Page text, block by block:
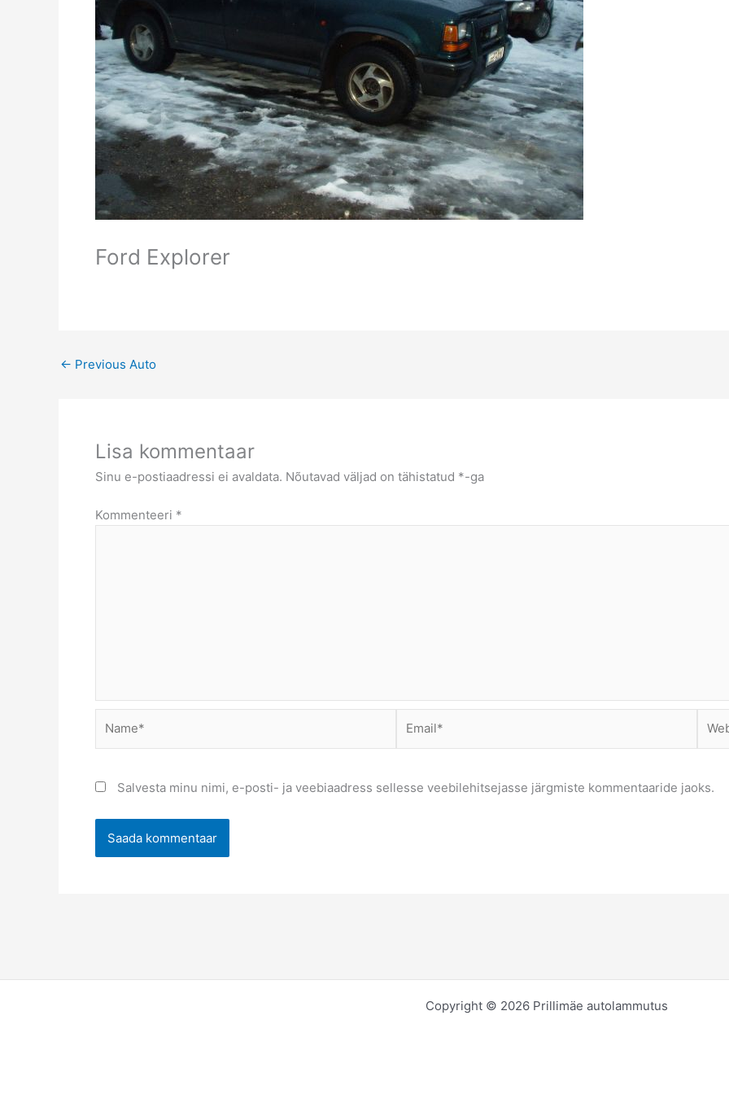
Ford Explorer
← Previous Auto
Lisa kommentaar
Sinu e-postiaadressi ei avaldata. Nõutavad väljad on tähistatud *-ga
Kommenteeri *
Salvesta minu nimi, e-posti- ja veebiaadress sellesse veebilehitsejasse järgmiste kommentaaride jaoks.
Copyright © 2026 Prillimäe autolammutus